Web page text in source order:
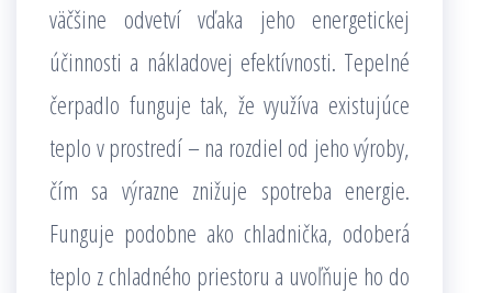
väčšine odvetví vďaka jeho energetickej
účinnosti a nákladovej efektívnosti. Tepelné
čerpadlo funguje tak, že využíva existujúce
teplo v prostredí – na rozdiel od jeho výroby,
čím sa výrazne znižuje spotreba energie.
Funguje podobne ako chladnička, odoberá
teplo z chladného priestoru a uvoľňuje ho do